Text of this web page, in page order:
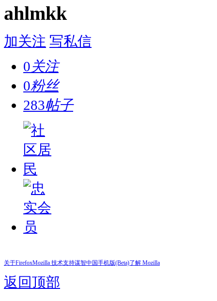
ahlmkk
加关注 写私信
0关注
0粉丝
283帖子
关于FirefoxMozilla 技术支持谋智中国手机版(Beta)了解 Mozilla
返回顶部